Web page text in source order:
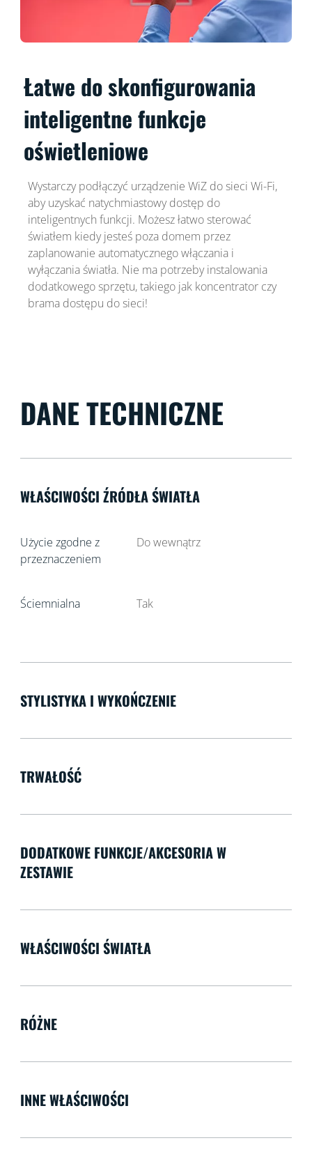
Łatwe do skonfigurowania
inteligentne funkcje
oświetleniowe
Wystarczy podłączyć urządzenie WiZ do sieci Wi-Fi,
aby uzyskać natychmiastowy dostęp do
inteligentnych funkcji. Możesz łatwo sterować
światłem kiedy jesteś poza domem przez
zaplanowanie automatycznego włączania i
wyłączania światła. Nie ma potrzeby instalowania
dodatkowego sprzętu, takiego jak koncentrator czy
brama dostępu do sieci!
DANE TECHNICZNE
WŁAŚCIWOŚCI ŹRÓDŁA ŚWIATŁA
Użycie zgodne z
przeznaczeniem
Do wewnątrz
Ściemnialna Tak
STYLISTYKA I WYKOŃCZENIE
TRWAŁOŚĆ
DODATKOWE FUNKCJE/AKCESORIA W
ZESTAWIE
WŁAŚCIWOŚCI ŚWIATŁA
RÓŻNE
INNE WŁAŚCIWOŚCI